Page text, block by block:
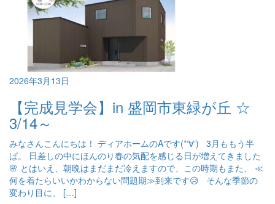
2026年3月13日
【完成見学会】in 盛岡市東緑が丘 ☆
3/14～
みなさんこんにちは！ ディアホームのAです(*‘∀‘) 3月ももう半
ば。 日差しの中にほんのり春の気配を感じる日が増えてきました
🌸 とはいえ、朝晩はまだまだ冷えますので、この時期もまた、 ≪
何を着たらいいかわからない問題期≫到来です😥 そんな季節の
変わり目に、 […]